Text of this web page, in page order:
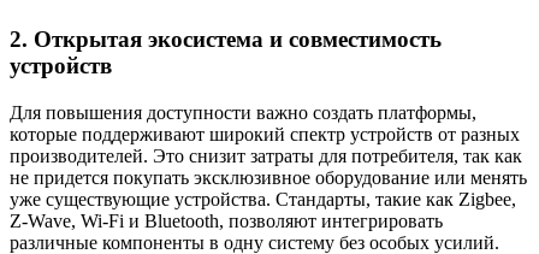
2. Открытая экосистема и совместимость
устройств
Для повышения доступности важно создать платформы,
которые поддерживают широкий спектр устройств от разных
производителей. Это снизит затраты для потребителя, так как
не придется покупать эксклюзивное оборудование или менять
уже существующие устройства. Стандарты, такие как Zigbee,
Z-Wave, Wi-Fi и Bluetooth, позволяют интегрировать
различные компоненты в одну систему без особых усилий.